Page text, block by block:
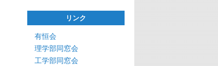
リンク
有恒会
理学部同窓会
工学部同窓会